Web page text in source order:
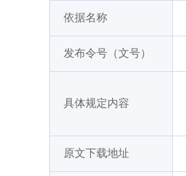
依据名称
发布令号（文号）
具体规定内容
原文下载地址